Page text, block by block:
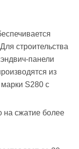
строительства
панели
из
S280 с
на сжатие более